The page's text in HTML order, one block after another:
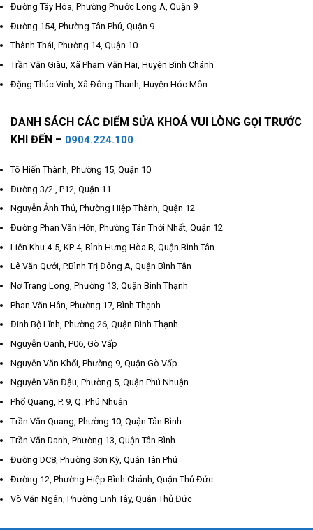
Đường Tây Hòa, Phường Phước Long A, Quận 9
Đường 154, Phường Tân Phú, Quận 9
Thành Thái, Phường 14, Quận 10
Trần Văn Giàu, Xã Phạm Văn Hai, Huyện Bình Chánh
Đặng Thúc Vinh, Xã Đông Thanh, Huyện Hóc Môn
DANH SÁCH CÁC ĐIỂM SỬA KHOÁ VUI LÒNG GỌI TRƯỚC
KHI ĐẾN – 0904.224.100
Tô Hiến Thành, Phường 15, Quận 10
Đường 3/2 , P12, Quận 11
Nguyễn Ảnh Thủ, Phường Hiệp Thành, Quận 12
Đường Phan Văn Hớn, Phường Tân Thới Nhất, Quận 12
Liên Khu 4-5, KP 4, Bình Hưng Hòa B, Quận Bình Tân
Lê Văn Qưới, P.Bình Trị Đông A, Quận Bình Tân
Nơ Trang Long, Phường 13, Quận Bình Thạnh
Phan Văn Hân, Phường 17, Bình Thạnh
Đinh Bộ Lĩnh, Phường 26, Quận Bình Thạnh
Nguyễn Oanh, P06, Gò Vấp
Nguyễn Văn Khối, Phường 9, Quận Gò Vấp
Nguyễn Văn Đậu, Phường 5, Quận Phú Nhuận
Phổ Quang, P. 9, Q. Phú Nhuận
Trần Văn Quang, Phường 10, Quận Tân Bình
Trần Văn Danh, Phường 13, Quận Tân Bình
Đường DC8, Phường Sơn Kỳ, Quận Tân Phú
Đường 12, Phường Hiệp Bình Chánh, Quận Thủ Đức
Võ Văn Ngân, Phường Linh Tây, Quận Thủ Đức